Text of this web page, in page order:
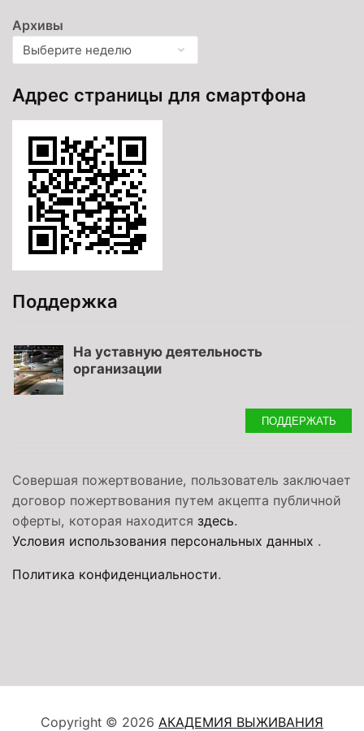
Архивы
Адрес страницы для смартфона
Поддержка
На уставную деятельность
организации
ПОДДЕРЖАТЬ
Совершая пожертвование, пользователь заключает
договор пожертвования путем акцепта публичной
оферты, которая находится здесь.
Условия использования персональных данных .
Политика конфиденциальности.
Copyright © 2026 АКАДЕМИЯ ВЫЖИВАНИЯ